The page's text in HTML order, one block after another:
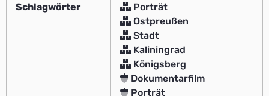
Schlagwörter
Porträt
Ostpreußen
Stadt
Kaliningrad
Königsberg
Dokumentarfilm
Porträt